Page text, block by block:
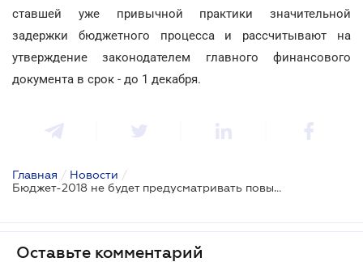
ставшей уже привычной практики значительной
задержки бюджетного процесса и рассчитывают на
утверждение законодателем главного финансового
документа в срок - до 1 декабря.
Главная / Новости /
Бюджет-2018 не будет предусматривать повышение налоговых ставок
Оставьте комментарий